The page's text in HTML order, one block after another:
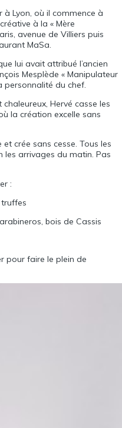
à Lyon, où il commence à
à la « Mère
avenue de Villiers puis
MaSa.
lui avait attribué l’ancien
Mesplède « Manipulateur
personnalité du chef.
Hervé casse les
la création excelle sans
et crée sans cesse. Tous les
les arrivages du matin. Pas
:
bois de Cassis
pour faire le plein de